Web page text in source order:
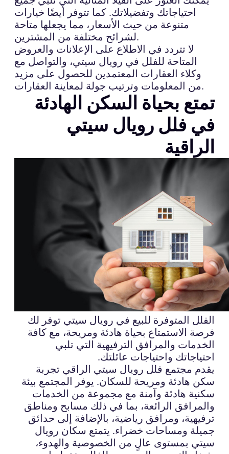
احتياجاتك وتفضيلاتك. كما تتوفر أيضًا خيارات
متنوعة من حيث الأسعار، مما يجعلها متاحة
لشرائح مختلفة من المشترين.
لا تتردد في الاطلاع على الإعلانات والعروض
المتاحة للفلل في رويال سيتي، والتواصل مع
وكلاء العقارات المعتمدين للحصول على مزيد
من المعلومات وترتيب جولة لمعاينة العقارات.
تمتع بحياة السكن الهادئة
في فلل رويال سيتي
الراقية
الفلل المتوفرة للبيع في رويال سيتي توفر لك
فرصة الاستمتاع بحياة هادئة ومريحة، مع كافة
الخدمات والمرافق الترفيهية التي تلبي
احتياجاتك واحتياجات عائلتك.
يقدم مجتمع فلل رويال سيتي الراقي تجربة
سكن هادئة ومريحة للسكان. يوفر المجتمع بيئة
سكنية هادئة وآمنة مع مجموعة من الخدمات
والمرافق الرائعة، بما في ذلك مسابح ومناطق
ترفيهية، ومرافق رياضية، بالإضافة إلى حدائق
جميلة ومساحات خضراء. يتمتع سكان رويال
سيتي بمستوى عالٍ من الخصوصية والهدوء،